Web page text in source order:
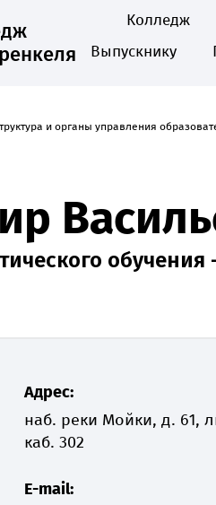
Колледж
Выпускнику
и органы управления
обучения
Адрес:
наб. реки Мойки, д. 61,
каб. 302
E-mail: